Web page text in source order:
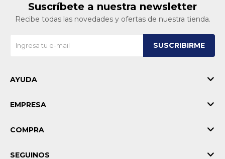
Suscríbete a nuestra newsletter
Recibe todas las novedades y ofertas de nuestra tienda.
SUSCRIBIRME
AYUDA
EMPRESA
COMPRA
SEGUINOS